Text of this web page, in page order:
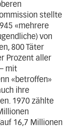
stellte
«mehrere
von
800 Täter
Prozent aller
mit
«betroffen»
ihre
1970 zählte
16,7 Millionen